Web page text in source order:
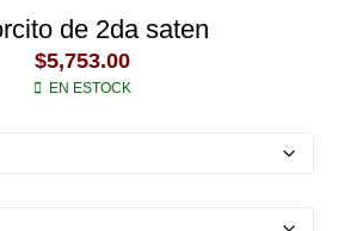
de 2da saten
$5,753.00
EN ESTOCK